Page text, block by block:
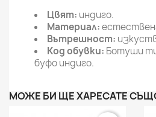
Цвят: индиго.
Материал:
Вътрешност:
Код обувки: Ботуши
буфо индиго.
МОЖЕ БИ ЩЕ ХАРЕСАТЕ